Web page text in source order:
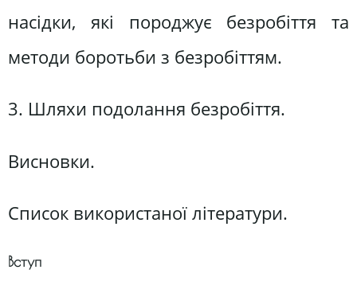
насідки, які породжує безробіття та
методи боротьби з безробіттям.
3. Шляхи подолання безробіття.
Висновки.
Список використаної літератури.
Вступ